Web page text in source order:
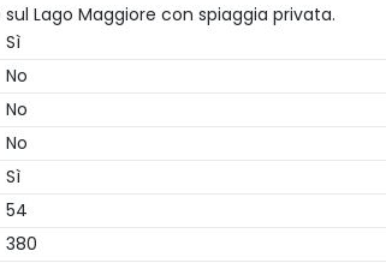
Lago Maggiore con spiaggia privata.
Sì
No
No
No
Sì
54
380